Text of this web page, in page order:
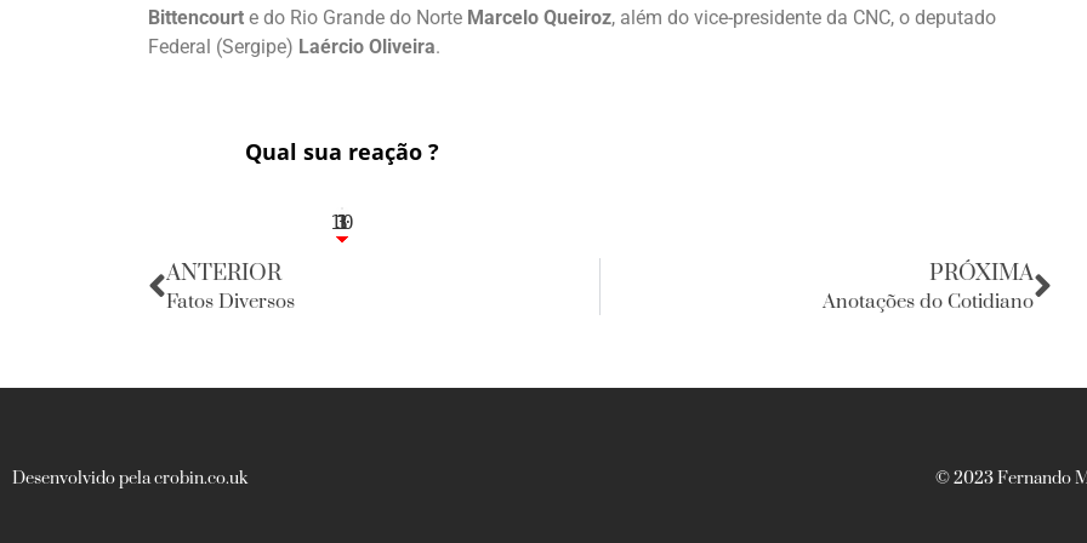
Bittencourt e do Rio Grande do Norte Marcelo Queiroz, além do vice-presidente da CNC, o deputado
Federal (Sergipe) Laércio Oliveira.
Qual sua reação ?
3
1
1
3
10
ANTERIOR
Fatos Diversos
PRÓXIMA
Anotações do Cotidiano
Desenvolvido pela crobin.co.uk © 2023 Fernando